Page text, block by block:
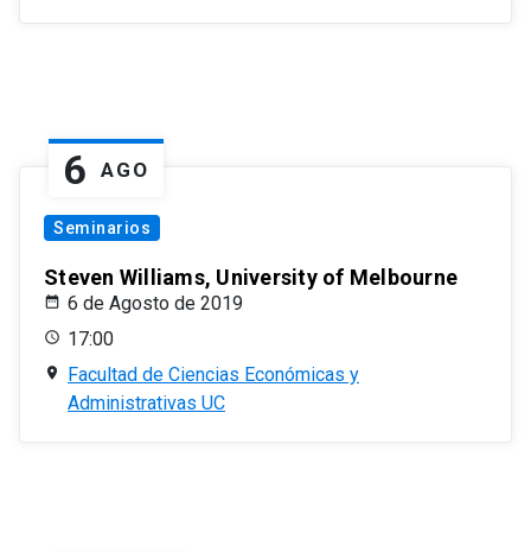
6 AGO
Seminarios
Steven Williams, University of Melbourne
6 de Agosto de 2019
17:00
Facultad de Ciencias Económicas y
Administrativas UC